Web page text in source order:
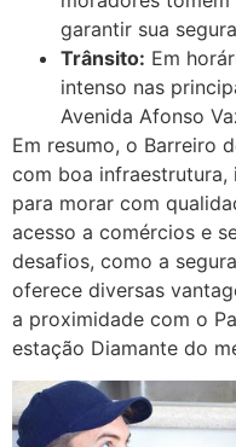
garantir sua
Trânsito: Em
intenso nas
Avenida Afonso
Em resumo, o Barreiro
com boa infraestrutura,
para morar com
acesso a comércios e
desafios, como a
oferece diversas
a proximidade com o
estação Diamante do